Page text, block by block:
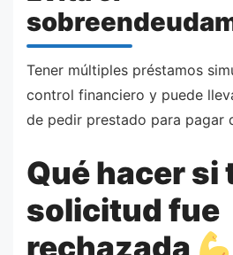
Tener múltiples préstamos
control financiero y puede
de pedir prestado para pagar
Qué hacer si
solicitud fue
rechazada